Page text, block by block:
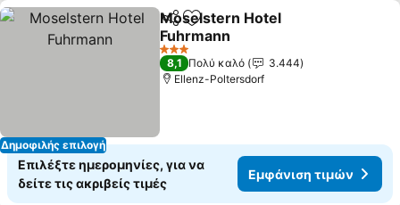
Δημοφιλής επιλογή
Κοινοποίηση
Προσθήκη στα αγαπημένα
Moselstern Hotel
Fuhrmann
3 Αστέρια
8,1 Πολύ καλό
3.444
Ellenz-Poltersdorf
Επιλέξτε ημερομηνίες, για να
δείτε τις ακριβείς τιμές
Εμφάνιση τιμών